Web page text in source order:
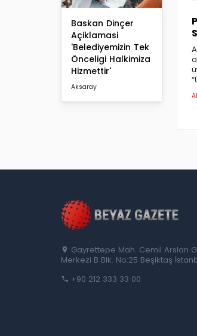
Baskan Dinçer
Açiklamasi
'Belediyemizin Tek
Önceligi Halkimiza
Hizmettir'
Aksaray
Gayrettepe Mah. Cemil Arslan
Merkezi B Blk. No:25 Beşiktaş
+90 212 333 33 00